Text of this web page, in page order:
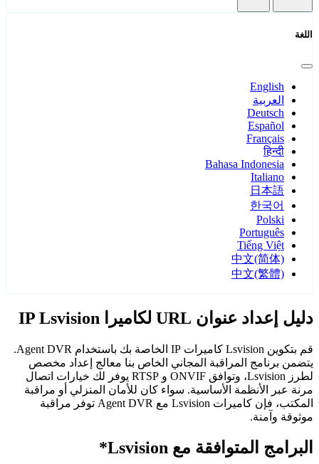
اللغة
English
العربية
Deutsch
Español
Français
हिन्दी
Bahasa Indonesia
Italiano
日本語
한국어
Polski
Português
Tiếng Việt
中文(简体)
中文(繁體)
دليل إعداد عنوان URL لكاميرا IP Lsvision
قم بتكوين Lsvision كاميرات IP الخاصة بك باستخدام Agent DVR.
يتضمن برنامج المراقبة المجاني الخاص بنا معالج إعداد مخصص
لطرز Lsvision، وتوافق ONVIF و RTSP يوفر لك خيارات اتصال
مرنة عبر الأنظمة الأساسية. سواء كان للأمان المنزلي أو مراقبة
المكتب، فإن كاميرات Lsvision مع Agent DVR توفر مراقبة
موثوقة وآمنة.
البرامج المتوافقة مع Lsvision*